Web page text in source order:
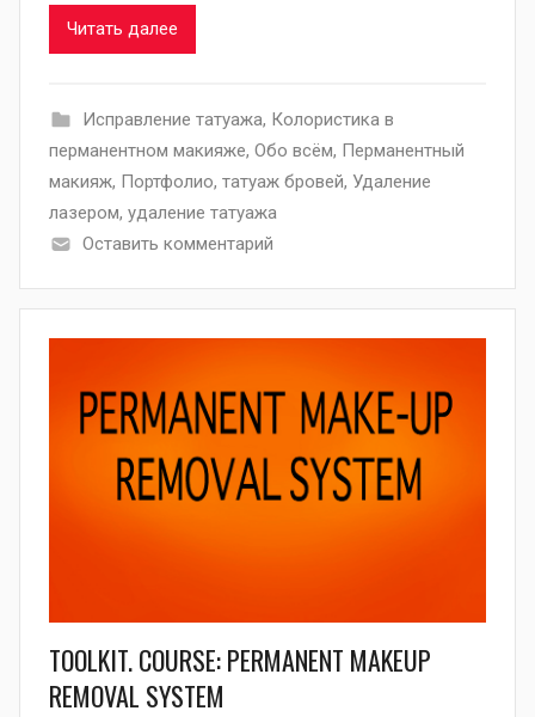
Читать далее
Исправление татуажа, Колористика в
перманентном макияже, Обо всём, Перманентный
макияж, Портфолио, татуаж бровей, Удаление
лазером, удаление татуажа
Оставить комментарий
TOOLKIT. COURSE: PERMANENT MAKEUP
REMOVAL SYSTEM